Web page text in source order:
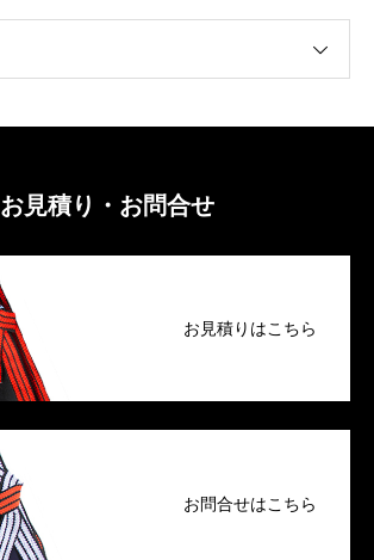
お見積り・お問合せ
お見積りはこちら
お問合せはこちら